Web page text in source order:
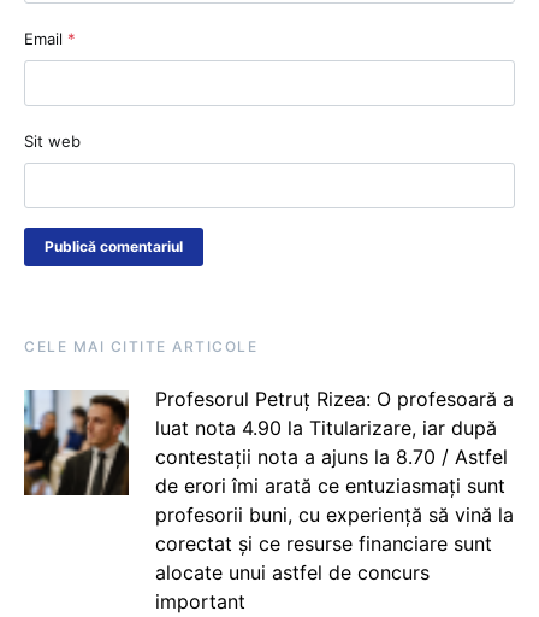
Email *
Sit web
CELE MAI CITITE ARTICOLE
Profesorul Petruț Rizea: O profesoară a
luat nota 4.90 la Titularizare, iar după
contestații nota a ajuns la 8.70 / Astfel
de erori îmi arată ce entuziasmați sunt
profesorii buni, cu experiență să vină la
corectat și ce resurse financiare sunt
alocate unui astfel de concurs
important